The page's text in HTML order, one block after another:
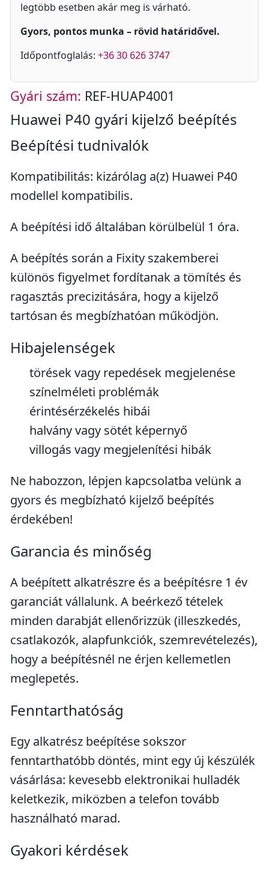
legtöbb esetben akár meg is várható.
Gyors, pontos munka – rövid határidővel.
Időpontfoglalás: +36 30 626 3747
Gyári szám: REF-HUAP4001
Huawei P40 gyári kijelző beépítés
Beépítési tudnivalók
Kompatibilitás: kizárólag a(z) Huawei P40
modellel kompatibilis.
A beépítési idő általában körülbelül 1 óra.
A beépítés során a Fixity szakemberei
különös figyelmet fordítanak a tömítés és
ragasztás precizitására, hogy a kijelző
tartósan és megbízhatóan működjön.
Hibajelenségek
törések vagy repedések megjelenése
színelméleti problémák
érintésérzékelés hibái
halvány vagy sötét képernyő
villogás vagy megjelenítési hibák
Ne habozzon, lépjen kapcsolatba velünk a
gyors és megbízható kijelző beépítés
érdekében!
Garancia és minőség
A beépített alkatrészre és a beépítésre 1 év
garanciát vállalunk. A beérkező tételek
minden darabját ellenőrizzük (illeszkedés,
csatlakozók, alapfunkciók, szemrevételezés),
hogy a beépítésnél ne érjen kellemetlen
meglepetés.
Fenntarthatóság
Egy alkatrész beépítése sokszor
fenntarthatóbb döntés, mint egy új készülék
vásárlása: kevesebb elektronikai hulladék
keletkezik, miközben a telefon tovább
használható marad.
Gyakori kérdések